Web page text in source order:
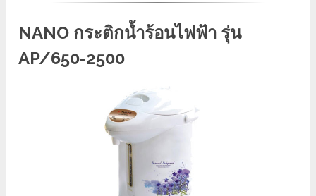
NANO กระติกน้ำร้อนไฟฟ้า รุ่น
AP/650-2500